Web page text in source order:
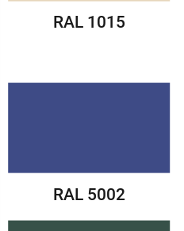
RAL 1015
RAL 5002